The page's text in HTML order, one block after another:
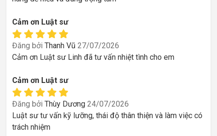
Cảm ơn Luật sư
Đăng bởi Thanh Vũ 27/07/2026
Cảm ơn Luật sư Linh đã tư vấn nhiệt tình cho em
Cảm ơn Luật sư
Đăng bởi Thùy Dương 24/07/2026
Luật sư tư vấn kỹ lưỡng, thái độ thân thiện và làm việc có
trách nhiệm